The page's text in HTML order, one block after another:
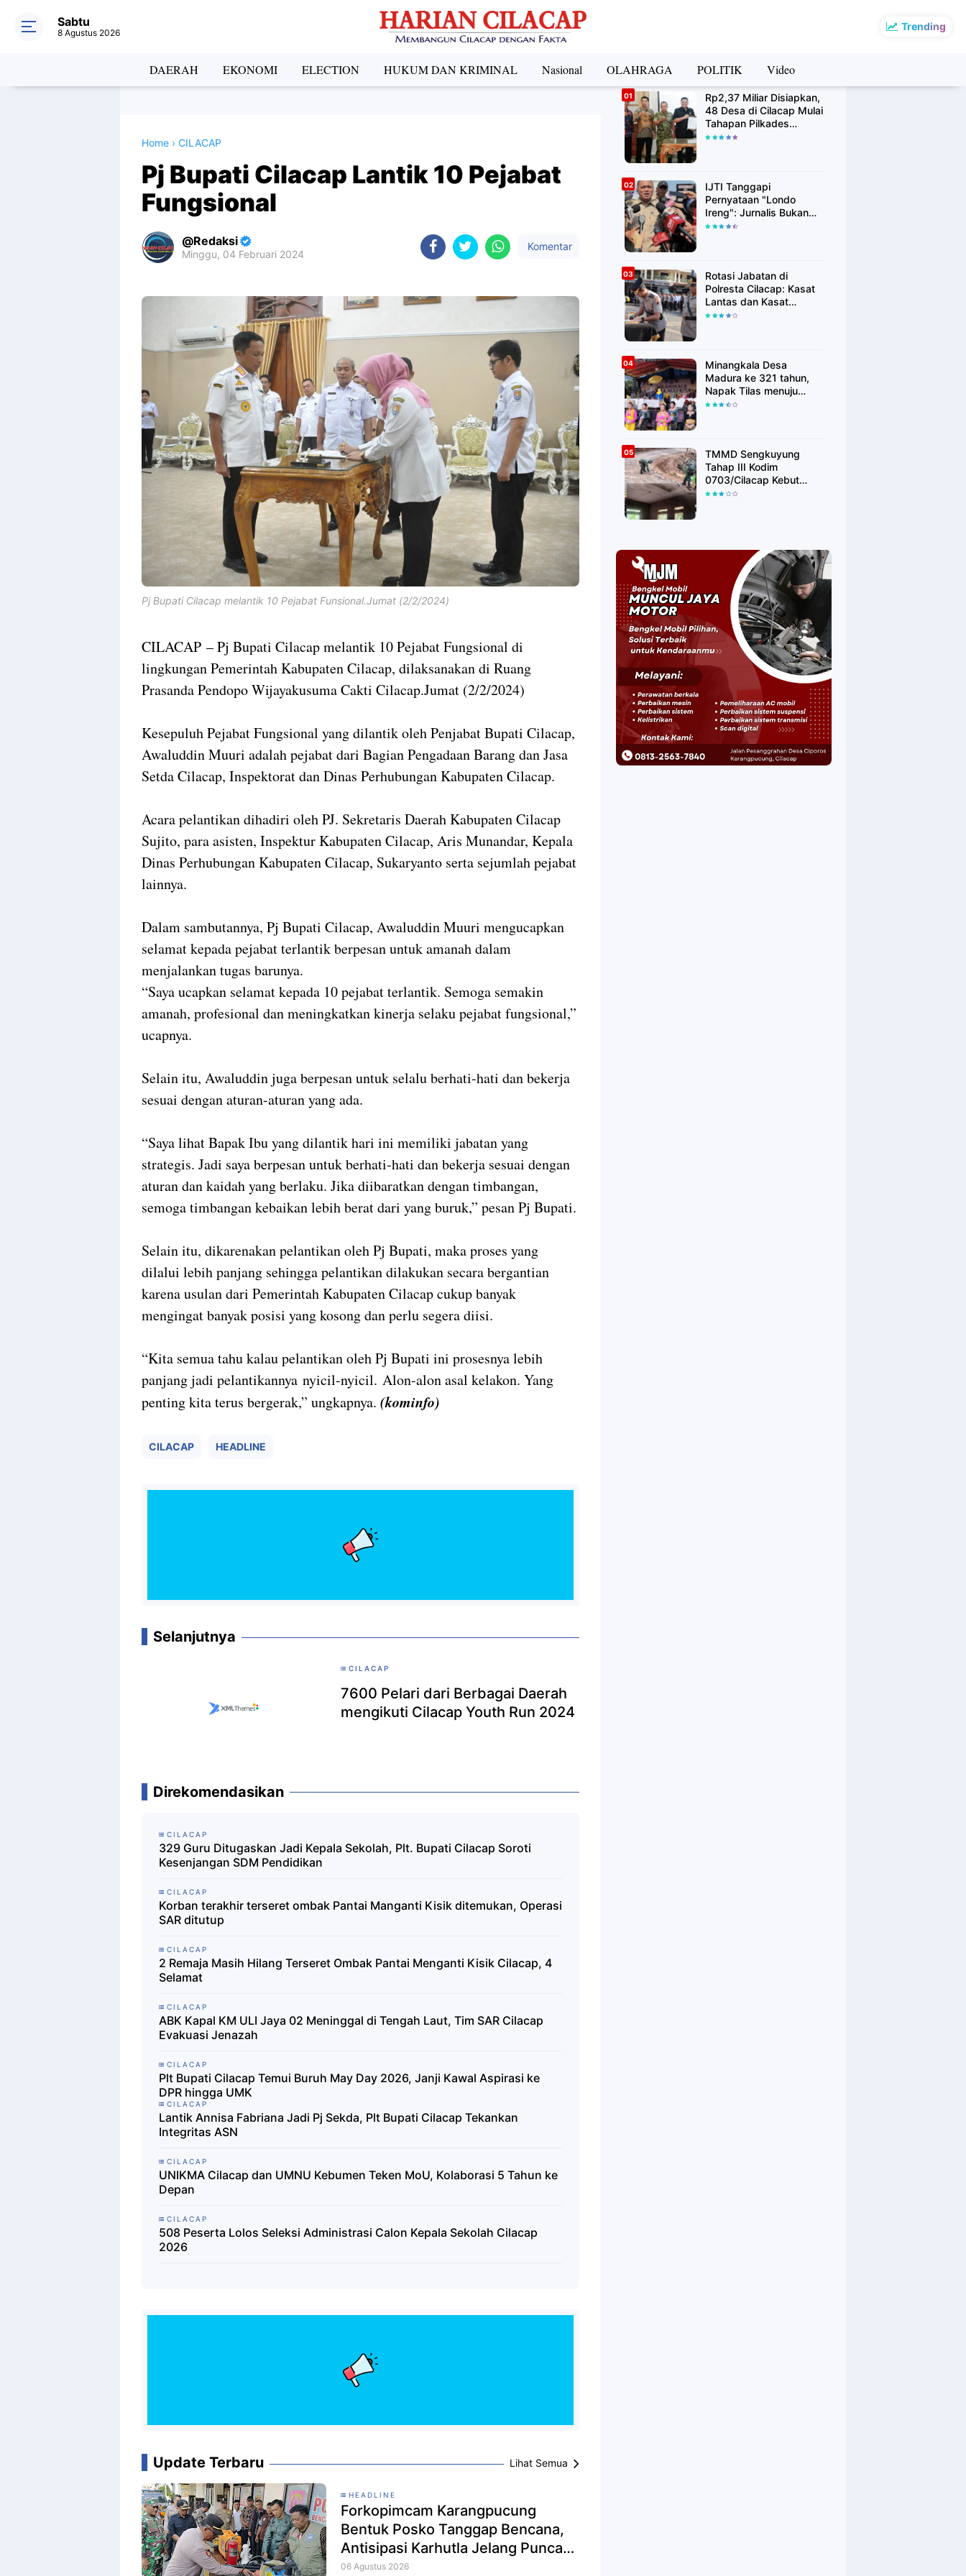
Trending
Sabtu
8 Agustus 2026
DAERAH EKONOMI ELECTION HUKUM DAN KRIMINAL Nasional OLAHRAGA POLITIK Video
Home › CILACAP
Pj Bupati Cilacap Lantik 10 Pejabat
Fungsional
Redaksi
Minggu, 04 Februari 2024
Komentar
By
Shroff
Pj Bupati Cilacap melantik 10 Pejabat Funsional.Jumat (2/2/2024)
CILACAP – Pj Bupati Cilacap melantik 10 Pejabat Fungsional di
lingkungan Pemerintah Kabupaten Cilacap, dilaksanakan di Ruang
Prasanda Pendopo Wijayakusuma Cakti Cilacap.Jumat (2/2/2024)
Kesepuluh Pejabat Fungsional yang dilantik oleh Penjabat Bupati Cilacap,
Awaluddin Muuri adalah pejabat dari Bagian Pengadaan Barang dan Jasa
Setda Cilacap, Inspektorat dan Dinas Perhubungan Kabupaten Cilacap.
Acara pelantikan dihadiri oleh PJ. Sekretaris Daerah Kabupaten Cilacap
Sujito, para asisten, Inspektur Kabupaten Cilacap, Aris Munandar, Kepala
Dinas Perhubungan Kabupaten Cilacap, Sukaryanto serta sejumlah pejabat
lainnya.
Dalam sambutannya, Pj Bupati Cilacap, Awaluddin Muuri mengucapkan
selamat kepada pejabat terlantik berpesan untuk amanah dalam
menjalankan tugas barunya.
“Saya ucapkan selamat kepada 10 pejabat terlantik. Semoga semakin
amanah, profesional dan meningkatkan kinerja selaku pejabat fungsional,”
ucapnya.
Selain itu, Awaluddin juga berpesan untuk selalu berhati-hati dan bekerja
sesuai dengan aturan-aturan yang ada.
“Saya lihat Bapak Ibu yang dilantik hari ini memiliki jabatan yang
strategis. Jadi saya berpesan untuk berhati-hati dan bekerja sesuai dengan
aturan dan kaidah yang berlaku. Jika diibaratkan dengan timbangan,
semoga timbangan kebaikan lebih berat dari yang buruk,” pesan Pj Bupati.
Selain itu, dikarenakan pelantikan oleh Pj Bupati, maka proses yang
dilalui lebih panjang sehingga pelantikan dilakukan secara bergantian
karena usulan dari Pemerintah Kabupaten Cilacap cukup banyak
mengingat banyak posisi yang kosong dan perlu segera diisi.
“Kita semua tahu kalau pelantikan oleh Pj Bupati ini prosesnya lebih
panjang jadi pelantikannya nyicil-nyicil. Alon-alon asal kelakon. Yang
penting kita terus bergerak,” ungkapnya. (kominfo)
CILACAP HEADLINE
Selanjutnya
CILACAP
7600 Pelari dari Berbagai Daerah
mengikuti Cilacap Youth Run 2024
Direkomendasikan
CILACAP
329 Guru Ditugaskan Jadi Kepala Sekolah, Plt. Bupati Cilacap Soroti
Kesenjangan SDM Pendidikan
CILACAP
Korban terakhir terseret ombak Pantai Manganti Kisik ditemukan, Operasi
SAR ditutup
CILACAP
2 Remaja Masih Hilang Terseret Ombak Pantai Menganti Kisik Cilacap, 4
Selamat
CILACAP
ABK Kapal KM ULI Jaya 02 Meninggal di Tengah Laut, Tim SAR Cilacap
Evakuasi Jenazah
CILACAP
Plt Bupati Cilacap Temui Buruh May Day 2026, Janji Kawal Aspirasi ke
DPR hingga UMK
CILACAP
Lantik Annisa Fabriana Jadi Pj Sekda, Plt Bupati Cilacap Tekankan
Integritas ASN
CILACAP
UNIKMA Cilacap dan UMNU Kebumen Teken MoU, Kolaborasi 5 Tahun ke
Depan
CILACAP
508 Peserta Lolos Seleksi Administrasi Calon Kepala Sekolah Cilacap
2026
Update Terbaru Lihat Semua
HEADLINE
Forkopimcam Karangpucung
Bentuk Posko Tanggap Bencana,
Antisipasi Karhutla Jelang Puncak
Kemarau
06 Agustus 2026
Arsip Berita
Rp2,37 Miliar Disiapkan,
48 Desa di Cilacap Mulai
Tahapan Pilkades
Serentak Agustus 2026
IJTI Tanggapi
Pernyataan "Londo
Ireng": Jurnalis Bukan
Kaki Tangan Asing, Pers
Rotasi Jabatan di
Polresta Cilacap: Kasat
Lantas dan Kasat
Binmas Resmi Berganti
Minangkala Desa
Madura ke 321 tahun,
Napak Tilas menuju
Kebangkitan
TMMD Sengkuyung
Tahap III Kodim
0703/Cilacap Kebut
Penyelesaian Sasaran